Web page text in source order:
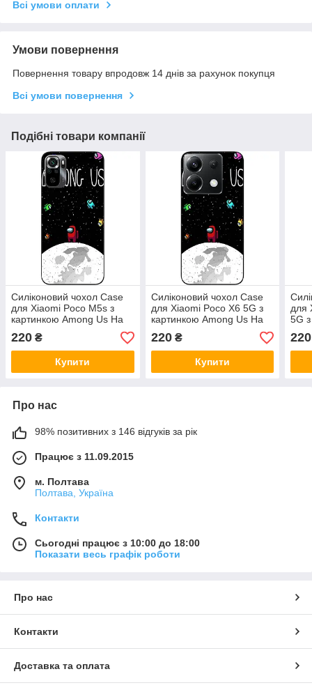
Всі умови оплати
Умови повернення
Повернення товару впродовж 14 днів за рахунок покупця
Всі умови повернення
Подібні товари компанії
Силіконовий чохол Case
для Xiaomi Poco M5s з
картинкою Among Us На
Місяці
220 ₴
Купити
Силіконовий чохол Case
для Xiaomi Poco X6 5G з
картинкою Among Us На
місяці
220₴
Купити
для
5G
На
220
Про нас
98% позитивних з 146 відгуків за рік
Працює з 11.09.2015
м. Полтава
Полтава, Україна
Контакти
Сьогодні працює з 10:00 до 18:00
Показати весь графік роботи
Про нас
Контакти
Доставка та оплата